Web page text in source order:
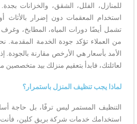
للمنازل، الفلل، الشقق، والخزانات
استخدام المعقمات دون إضرار بالأثاث
تشمل أيضًا دورات المياه، المطابخ، وغرف
من العملاء تؤكد جودة الخدمة المقدمة.
الأمد بأسعار هي الأرخص مقارنة بالجودة.
لعائلتك، فابدأ بتعقيم منزلك بيد متخصصين
لماذا يجب تنظيف المنزل باستمرار؟
التنظيف المستمر ليس ترفًا، بل حاجة
استخدامك خدمات شركة بريق كلين،